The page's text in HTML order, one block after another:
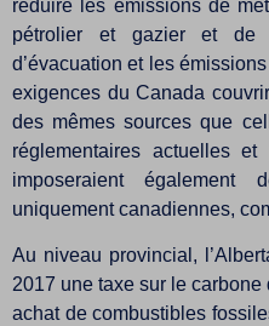
réduire les émissions de
pétrolier et gazier et de
d’évacuation et les
exigences du Canada
des mêmes sources que
réglementaires actuelles
imposeraient également
uniquement canadiennes,
Au niveau provincial,
2017 une taxe sur le
achat de combustibles